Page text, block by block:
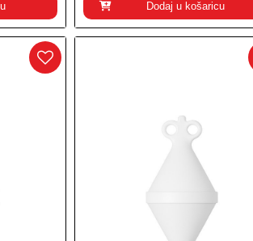
Dodaj u košaricu